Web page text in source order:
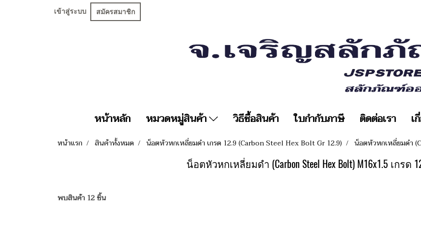
เข้าสู่ระบบ สมัครสมาชิก
หน้าหลัก หมวดหมู่สินค้า วิธีซื้อสินค้า ใบกำกับภาษี ติดต่อเรา เ
หน้าแรก สินค้าทั้งหมด น็อตหัวหกเหลี่ยมดำ เกรด 12.9 (Carbon Steel Hex Bolt Gr 12.9) น็อตหัวหกเหลี่ยมดำ
น็อตหัวหกเหลี่ยมดำ (Carbon Steel Hex Bolt) M16x1.5 เกรด
พบสินค้า 12 ชิ้น